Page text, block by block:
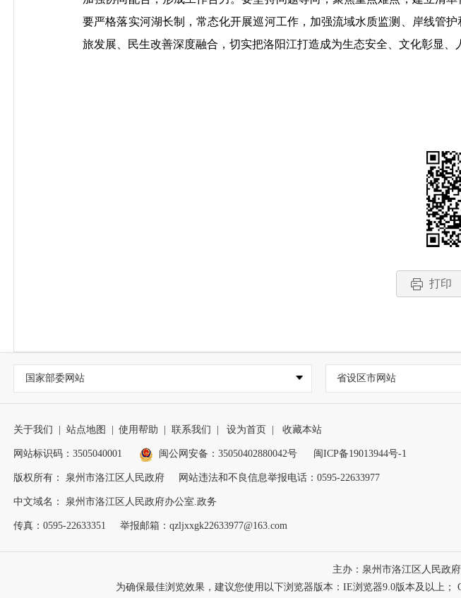
要严格落实河湖长制，常态化开展巡河工作，加强流域水质监测、岸线管
旅发展、民生改善深度融合，切实把洛阳江打造成为生态安全、文化彰显
打印
国家部委网站 省设区市网站
关于我们 | 站点地图 | 使用帮助 | 联系我们 | 设为首页 | 收藏本站
网站标识码：3505040001 闽公网安备：35050402880042号 闽ICP备19013944号-1
版权所有： 泉州市洛江区人民政府 网站违法和不良信息举报电话：0595-22633977
中文域名： 泉州市洛江区人民政府办公室.政务
传真：0595-22633351 举报邮箱：qzljxxgk22633977@163.com
主办：泉州市洛江区人民政府
为确保最佳浏览效果，建议您使用以下浏览器版本：IE浏览器9.0版本及以上；